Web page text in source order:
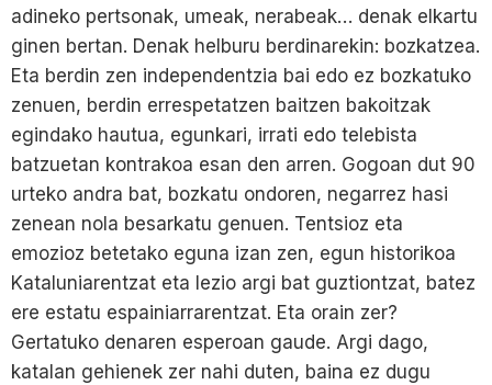
adineko pertsonak, umeak, nerabeak… denak elkartu
ginen bertan. Denak helburu berdinarekin: bozkatzea.
Eta berdin zen independentzia bai edo ez bozkatuko
zenuen, berdin errespetatzen baitzen bakoitzak
egindako hautua, egunkari, irrati edo telebista
batzuetan kontrakoa esan den arren. Gogoan dut 90
urteko andra bat, bozkatu ondoren, negarrez hasi
zenean nola besarkatu genuen. Tentsioz eta
emozioz betetako eguna izan zen, egun historikoa
Kataluniarentzat eta lezio argi bat guztiontzat, batez
ere estatu espainiarrarentzat. Eta orain zer?
Gertatuko denaren esperoan gaude. Argi dago,
katalan gehienek zer nahi duten, baina ez dugu